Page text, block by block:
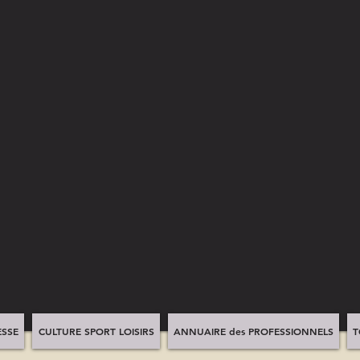
CULTURE SPORT LOISIRS ANNUAIRE des PROFESSIONNELS